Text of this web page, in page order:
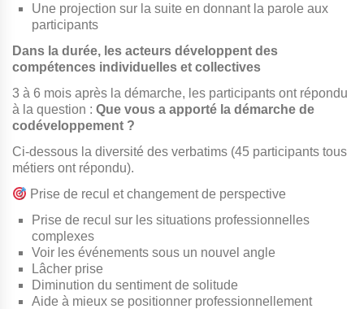
Une projection sur la suite en donnant la parole aux
participants
Dans la durée, les acteurs développent des
compétences individuelles et collectives
3 à 6 mois après la démarche, les participants ont répondu
à la question : Que vous a apporté la démarche de
codéveloppement ?
Ci-dessous la diversité des verbatims (45 participants tous
métiers ont répondu).
Prisede recul etchangementde perspective
Prise de recul sur les situations professionnelles
complexes
Voir les événements sous un nouvel angle
Lâcher prise
Diminution du sentiment de solitude
Aide à mieux se positionner professionnellement